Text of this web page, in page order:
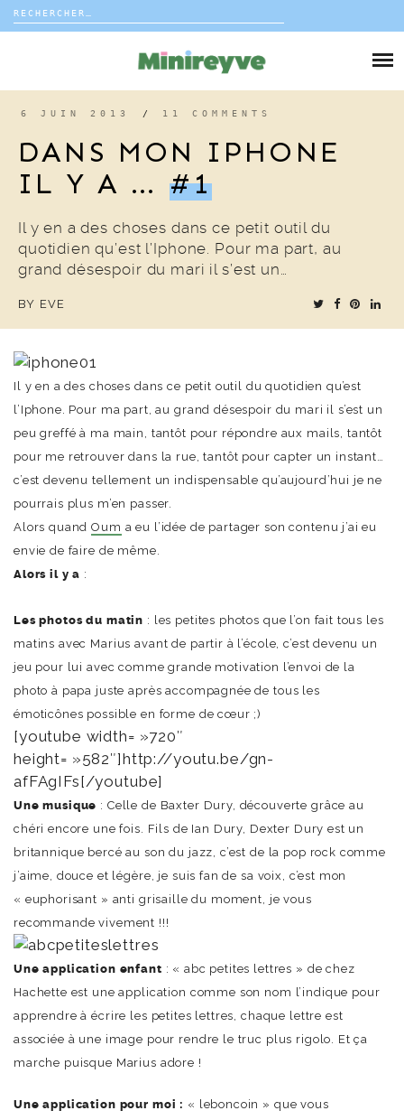
Rechercher :
DÉCO
COUP DE COEUR
EDITORIAL
6 JUIN 2013 / 11 COMMENTS
DANS MON IPHONE
IL Y A … #1
Il y en a des choses dans ce petit outil du
quotidien qu’est l’Iphone. Pour ma part, au
grand désespoir du mari il s’est un…
BY EVE
Il y en a des choses dans ce petit outil du quotidien qu’est
l’Iphone. Pour ma part, au grand désespoir du mari il s’est un
peu greffé à ma main, tantôt pour répondre aux mails, tantôt
pour me retrouver dans la rue, tantôt pour capter un instant…
c’est devenu tellement un indispensable qu’aujourd’hui je ne
pourrais plus m’en passer.
Alors quandOum a eu l’idée de partager son contenu j’ai eu
envie de faire de même.
Alors il y a :
Les photos du matin : les petites photos que l’on fait tous les
matins avec Marius avant de partir à l’école, c’est devenu un
jeu pour lui avec comme grande motivation l’envoi de la
photo à papa juste après accompagnée de tous les
émoticônes possible en forme de cœur ;)
[youtube width= »720″
height= »582″]http://youtu.be/gn-
afFAgIFs[/youtube]
Une musique : Celle de Baxter Dury, découverte grâce au
chéri encore une fois. Fils de Ian Dury, Dexter Dury est un
britannique bercé au son du jazz, c’est de la pop rock comme
j’aime, douce et légère, je suis fan de sa voix, c’est mon
« euphorisant » anti grisaille du moment, je vous
recommande vivement !!!
Une application enfant : « abc petites lettres » de chez
Hachette est une application comme son nom l’indique pour
apprendre à écrire les petites lettres, chaque lettre est
associée à une image pour rendre le truc plus rigolo. Et ça
marche puisque Marius adore !
Une application pour moi : « leboncoin » que vous